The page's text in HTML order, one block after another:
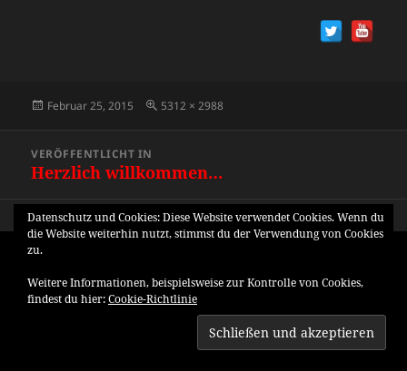
Veröffentlicht
Februar 25, 2015 Originalgröße
5312 × 2988
VERÖFFENTLICHT IN
Herzlich willkommen…
Datenschutz und Cookies: Diese Website verwendet Cookies. Wenn du
die Website weiterhin nutzt, stimmst du der Verwendung von Cookies
zu.
Weitere Informationen, beispielsweise zur Kontrolle von Cookies,
findest du hier:Cookie-Richtlinie